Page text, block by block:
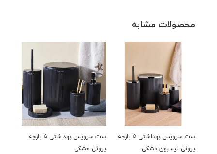
محصولات مشابه
ست سرویس بهداشتی 5 پارچه
پروتی لیسبون مشکی
ست سرویس بهداشتی 5 پارچه
پروتی مشکی